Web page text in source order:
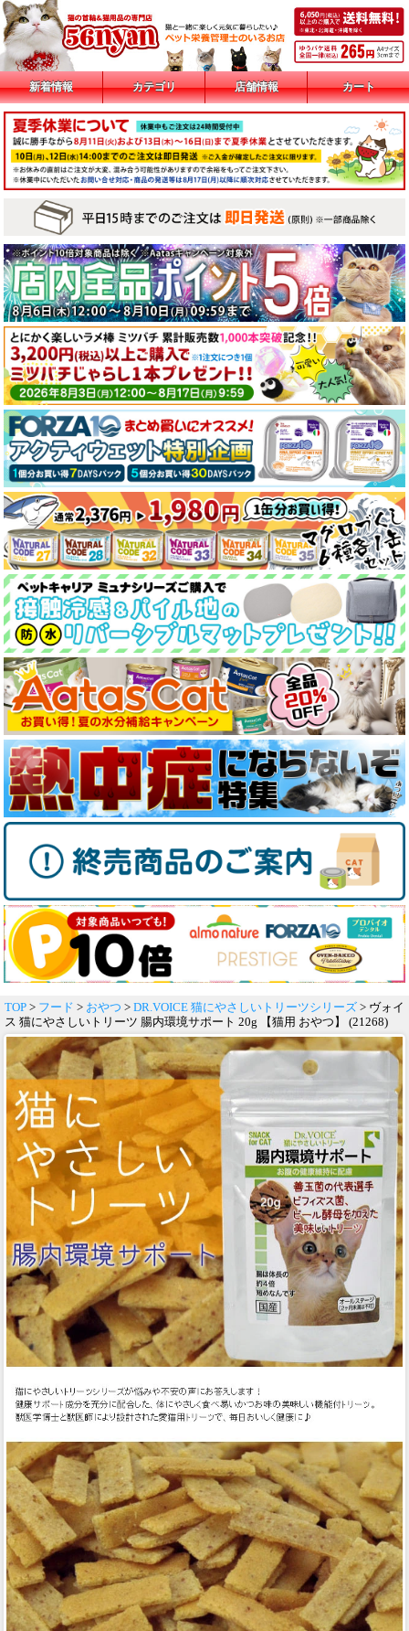
新着情報 カテゴリ 店舗情報 カート
TOP > フード > おやつ > DR.VOICE 猫にやさしいトリーツシリーズ > ヴォイ
ス 猫にやさしいトリーツ 腸内環境サポート 20g 【猫用 おやつ】 (21268)